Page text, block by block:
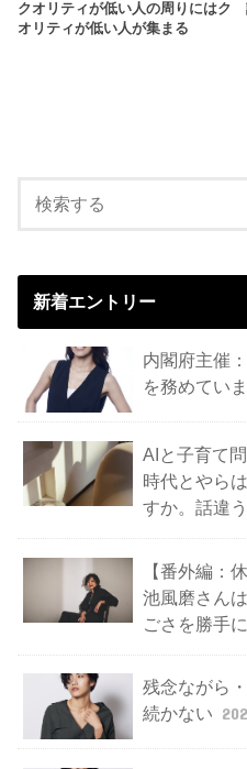
クオリティが低い人の周りにはク
オリティが低い人が集まる
新着エントリー
内閣府主催
を務めてい
AIと子育て
時代とやら
すか。話違
【番外編：
池風磨さん
ごさを勝手
残念ながら
続かない